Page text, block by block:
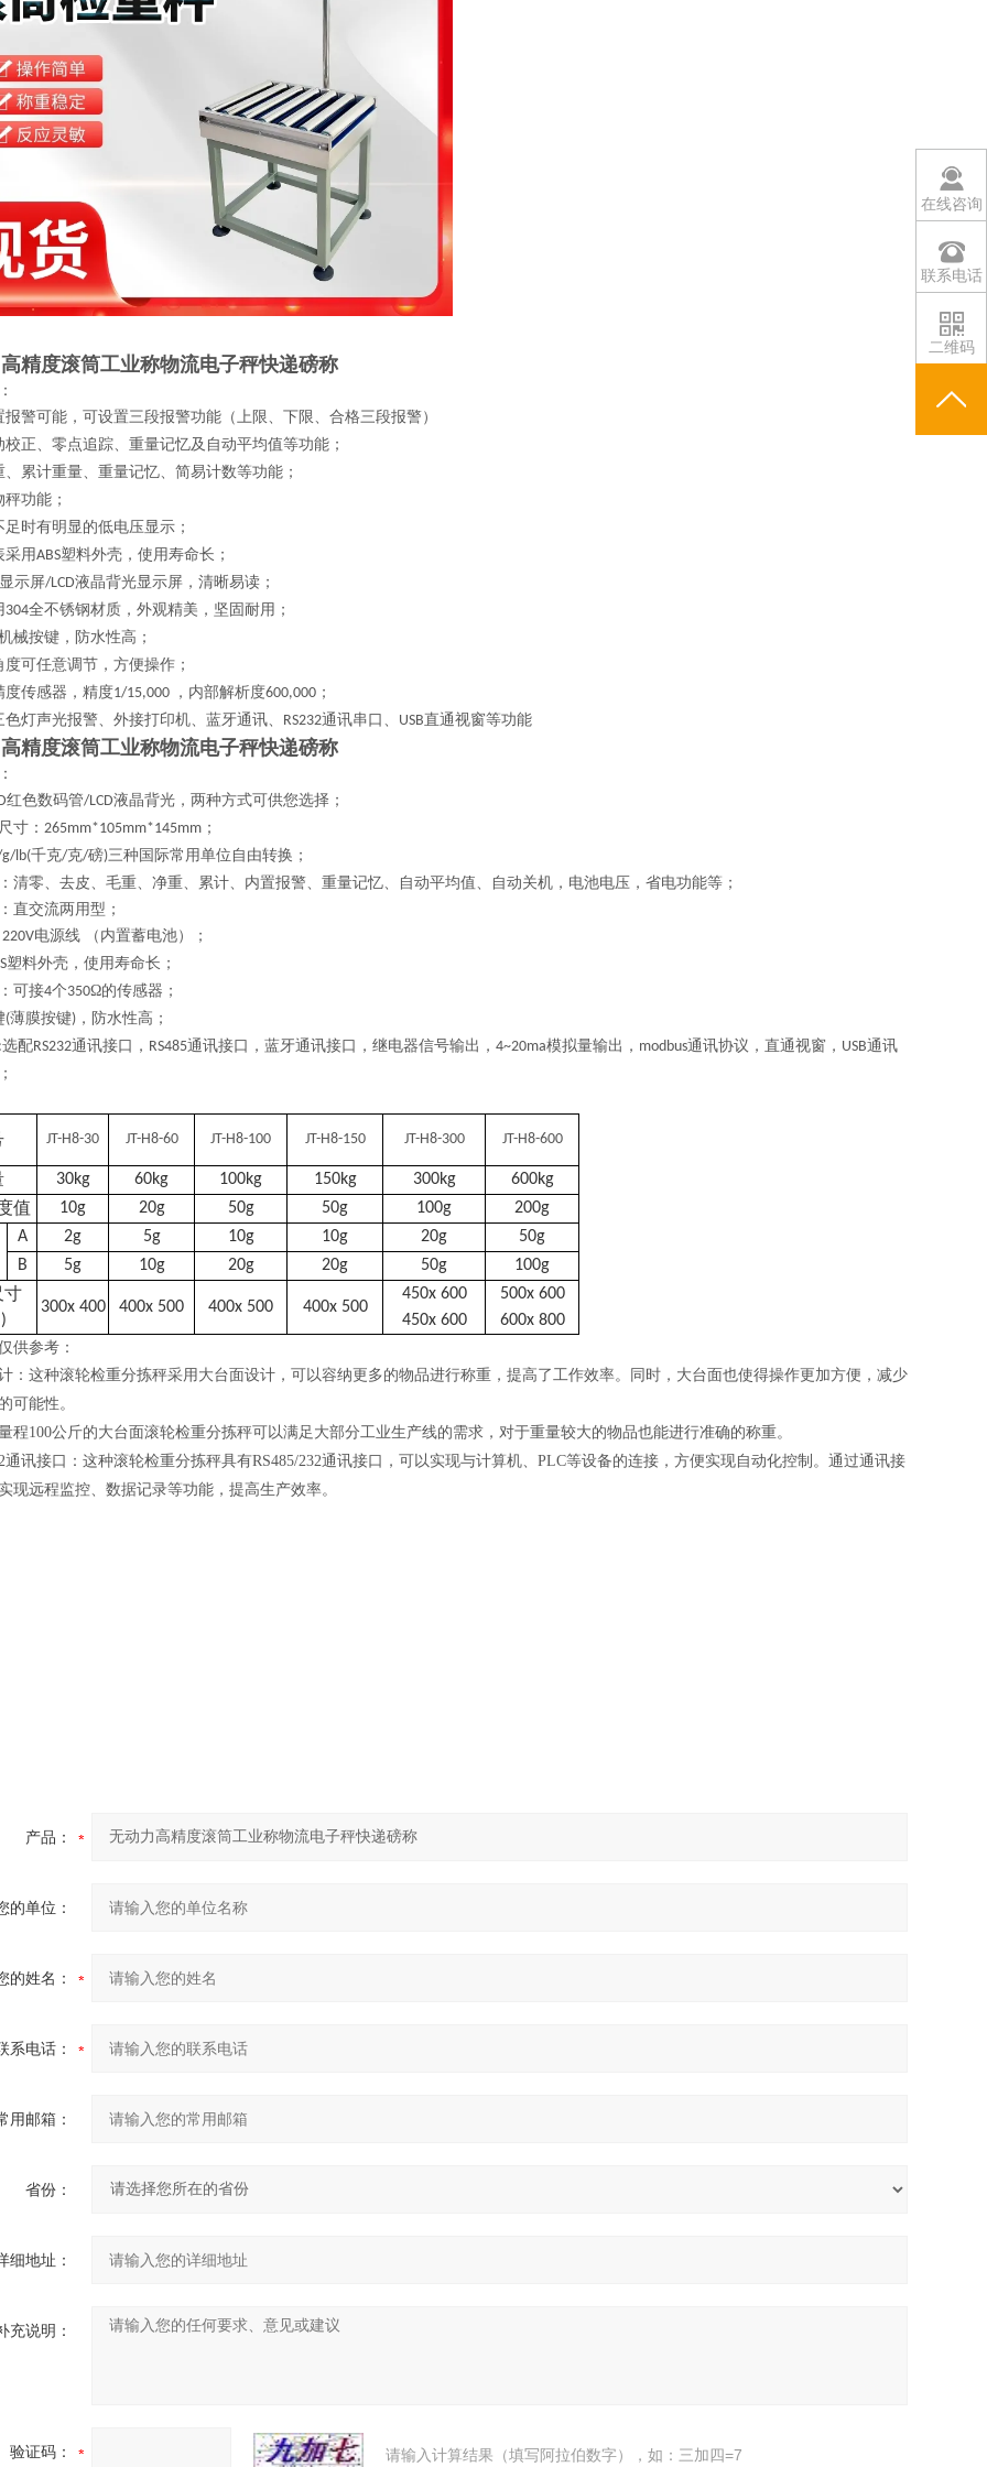
精度滚筒工业称物流电子秤快递磅称
报警可能，可设置三段报警功能（上限、下限、合格三段报警）
校正、零点追踪、重量记忆及自动平均值等功能；
、累计重量、重量记忆、简易计数等功能；
功能；
足时有明显的低电压显示；
采用ABS塑料外壳，使用寿命长；
显示屏/LCD液晶背光显示屏，清晰易读；
304全不锈钢材质，外观精美，坚固耐用；
械按键，防水性高；
度可任意调节，方便操作；
度传感器，精度1/15,000 ，内部解析度600,000 ；
色灯声光报警、外接打印机、蓝牙通讯、 RS232通讯串口、 USB直通视窗等功能
精度滚筒工业称物流电子秤快递磅称
红色数码管/LCD液晶背光，两种方式可供您选择；
寸： 265mm*105mm*145mm ；
lb(千克/克/磅)三种国际常用单位自由转换；
清零、去皮、毛重、净重、累计、内置报警、重量记忆、自动平均值、自动关机，电池电压，省电功能等；
直交流两用型；
220V电源线 （内置蓄电池）；
塑料外壳，使用寿命长；
可接4个350Ω的传感器；
(薄膜按键) ，防水性高；
选配RS232通讯接口， RS485通讯接口，蓝牙通讯接口，继电器信号输出， 4~20ma模拟量输出， modbus通讯协议，直通视窗， USB通讯
JT-H8-30 JT-H8-60 JT-H8-100 JT-H8-150 JT-H8-300 JT-H8-600
30kg 60kg 100kg 150kg 300kg 600kg
值 10g 20g 50g 50g 100g
200g
A
2g 5g 10g 10g 20g
50g
B
5g 10g 20g 20g 50g 100g
寸
300x 400 400x 500 400x 500 400x 500
450x 600
450x 600
500x 600
600x 800
供参考：
：这种滚轮检重分拣秤采用大台面设计，可以容纳更多的物品进行称重，提高了工作效率。同时，大台面也使得操作更加方便，减少
可能性。
程100公斤的大台面滚轮检重分拣秤可以满足大部分工业生产线的需求，对于重量较大的物品也能进行准确的称重。
通讯接口：这种滚轮检重分拣秤具有RS485/232通讯接口，可以实现与计算机、PLC等设备的连接，方便实现自动化控制。通过通讯接
现远程监控、数据记录等功能，提高生产效率。
产品：
的单位：
的姓名：
系电话：
用邮箱：
省份：
细地址：
充说明：
验证码： 请输入计算结果（填写阿拉伯数字），如：三加四=7
在线咨询
联系电话
二维码